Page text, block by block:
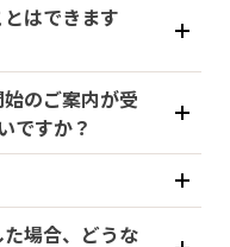
はできます
のご案内が受
ですか？
場合、どうな